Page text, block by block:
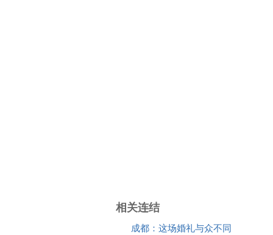
相关连结
成都：这场婚礼与众不同